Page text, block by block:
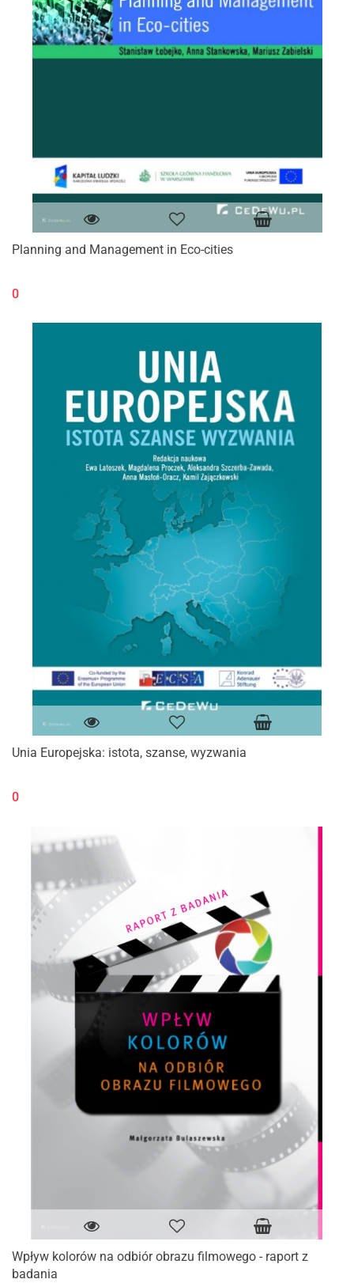
Planning and Management in Eco-cities
0
Unia Europejska: istota, szanse, wyzwania
0
Wpływ kolorów na odbiór obrazu filmowego - raport z
badania